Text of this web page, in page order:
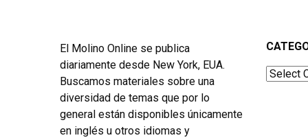
El Molino Online se publica
diariamente desde New York, EUA.
Buscamos materiales sobre una
diversidad de temas que por lo
general están disponibles únicamente
en inglés u otros idiomas y